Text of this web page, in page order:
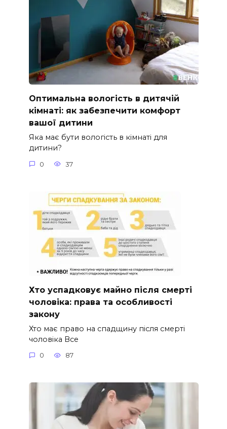
Оптимальна вологість в дитячій
кімнаті: як забезпечити комфорт
вашої дитини
Яка має бути вологість в кімнаті для
дитини?
0 37
Хто успадковує майно після смерті
чоловіка: права та особливості
закону
Хто має право на спадщину після смерті
чоловіка Все
0 87